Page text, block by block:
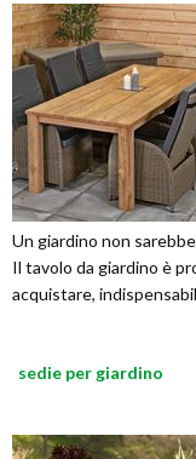
Un giardino non
Il tavolo da giardino è
acquistare,
sedie per giardino